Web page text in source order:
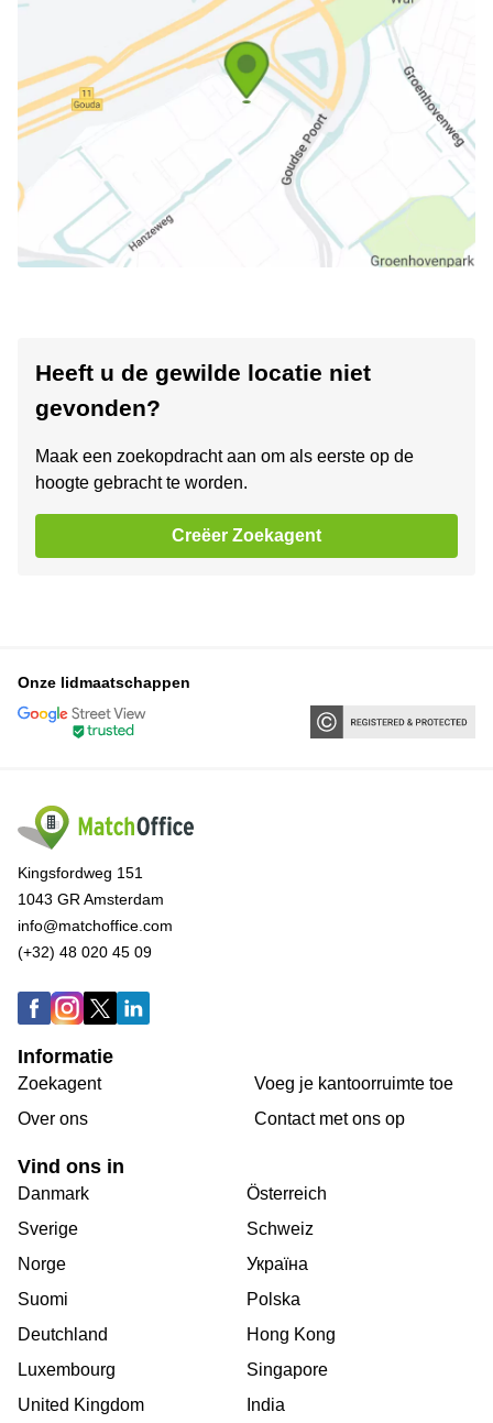
Heeft u de gewilde locatie niet
gevonden?
Maak een zoekopdracht aan om als eerste op de
hoogte gebracht te worden.
Creëer Zoekagent
Onze lidmaatschappen
Kingsfordweg 151
1043 GR Amsterdam
info@matchoffice.com
(+32) 48 020 45 09
Informatie
Zoekagent
Over ons
Voeg je kantoorruimte toe
Сontact met ons op
Vind ons in
Danmark
Sverige
Norge
Suomi
Deutchland
Luxembourg
United Kingdom
Österreich
Schweiz
Україна
Polska
Hong Kong
Singapore
India